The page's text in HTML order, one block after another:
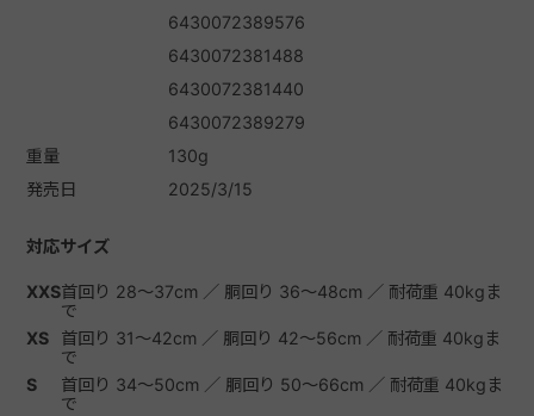
6430072389576
6430072381488
6430072381440
6430072389279
重量
130g
発売日
2025/3/15
対応サイズ
XXS首回り 28～37cm ／ 胴回り 36～48cm ／ 耐荷重 40kgま
で
XS
首回り 31～42cm ／ 胴回り 42～56cm ／ 耐荷重 40kgま
で
S
首回り 34～50cm ／ 胴回り 50～66cm ／ 耐荷重 40kgま
で